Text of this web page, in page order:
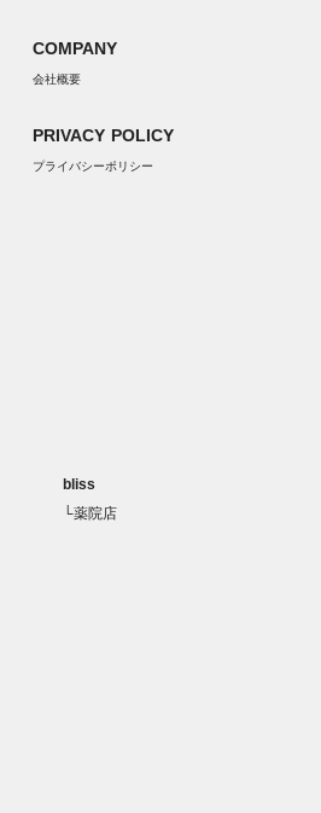
COMPANY
会社概要
PRIVACY POLICY
プライバシーポリシー
bliss
└薬院店